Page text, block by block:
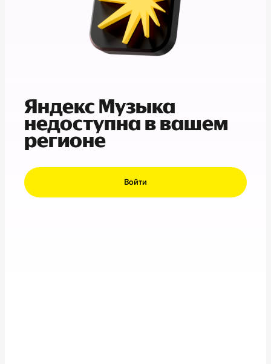
Яндекс Музыка
недоступна в вашем
регионе
Войти